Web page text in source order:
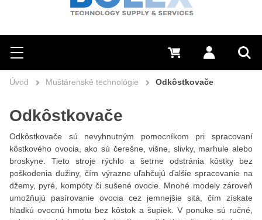
Hľadať
Menu Prihlásiť sa
0 €
Úvod Muštárenské technológie Odkôstkovače
Odkôstkovače
Odkôstkovače sú nevyhnutným pomocníkom pri spracovaní
kôstkového ovocia, ako sú čerešne, višne, slivky, marhule alebo
broskyne. Tieto stroje rýchlo a šetrne odstránia kôstky bez
poškodenia dužiny, čím výrazne uľahčujú ďalšie spracovanie na
džemy, pyré, kompóty či sušené ovocie. Mnohé modely zároveň
umožňujú pasírovanie ovocia cez jemnejšie sitá, čím získate
hladkú ovocnú hmotu bez kôstok a šupiek. V ponuke sú ručné,